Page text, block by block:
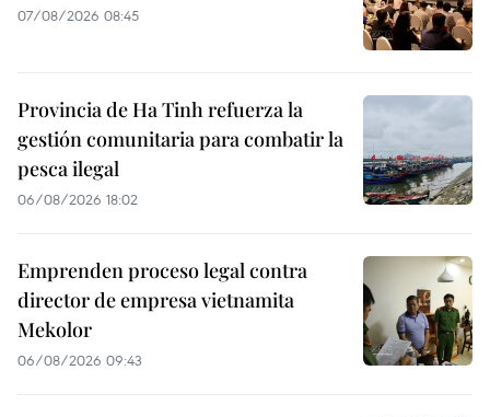
07/08/2026 08:45
Provincia de Ha Tinh refuerza la
gestión comunitaria para combatir la
pesca ilegal
06/08/2026 18:02
Emprenden proceso legal contra
director de empresa vietnamita
Mekolor
06/08/2026 09:43